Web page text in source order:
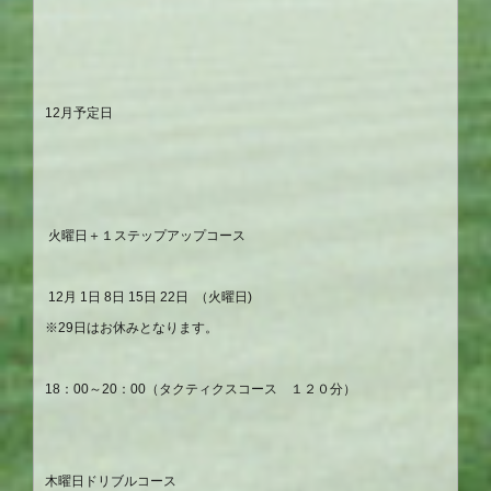
12 月予定日
火曜日＋１ステップアップコース
12 月 1 日 8 日 15日 22 日 （火曜日 )
※29日はお休みとなります。
18 ： 00～20 ： 00 （タクティクスコース １２０分）
木曜日ドリブルコース